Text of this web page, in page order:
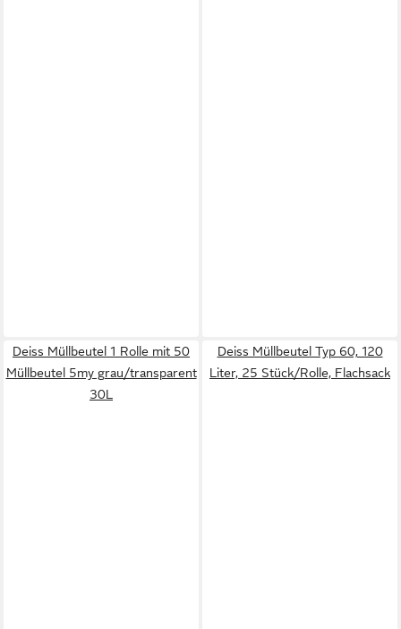
Deiss Müllbeutel 1 Rolle mit 50
Müllbeutel 5my grau/transparent
30L
Deiss Müllbeutel Typ 60, 120
Liter, 25 Stück/Rolle, Flachsack